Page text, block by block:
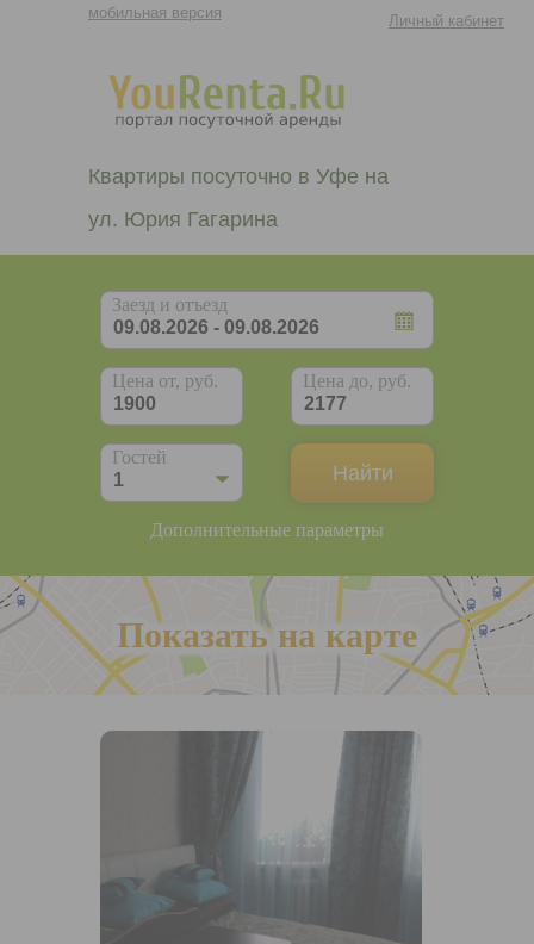
мобильная версия Личный кабинет
Квартиры посуточно в Уфе на
ул. Юрия Гагарина
Заезд и отъезд
Цена от, руб. Цена до, руб.
Гостей
Дополнительные параметры
Показать на карте